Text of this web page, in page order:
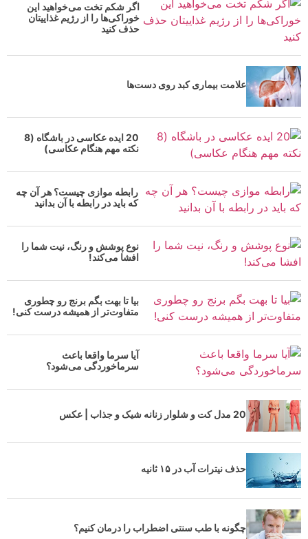
اگر شکم تخت می‌خواهید این
خوراکی‌ها را از رژیم غذاییتان
حذف کنید
علامت بیماری کبد روی دست‌ها
20 ایده عکاسی در باشگاه (8
نکته مهم هنگام عکاسی)
رابطه موازی چیست؟ هر آن چه
که باید در رابطه با آن بدانید
نوع پوشش و رنگ، نیت شما را
افشا می‌کند!
بیا تا بهت بگم برنج رو چطوری
متفاوت‌تر از همیشه درست کنی!
آیا سرما واقعا باعث
سرماخوردگی می‌شود؟
20 مدل کت و شلوار زنانه شیک و جذاب | عکس
حذف نیترات آب در ۱۵ ثانیه
چگونه با طب سنتی اضطراب را درمان کنیم؟